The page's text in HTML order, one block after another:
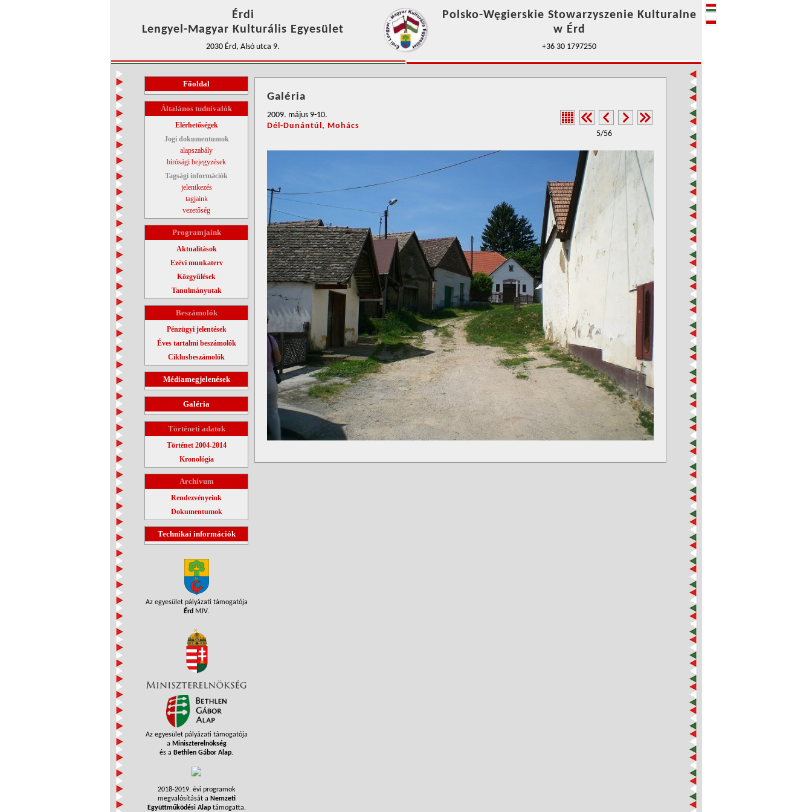
Érdi
Lengyel-Magyar Kulturális Egyesület
2030 Érd, Alsó utca 9.
Polsko-Węgierskie Stowarzyszenie Kulturalne
w Érd
+36 30 1797250
Főoldal
Általános tudnivalók
Elérhetőségek
Jogi dokumentumok
alapszabály
bírósági bejegyzések
Tagsági információk
jelentkezés
tagjaink
vezetőség
Programjaink
Aktualitások
Ezévi munkaterv
Közgyűlések
Tanulmányutak
Beszámolók
Pénzügyi jelentések
Éves tartalmi beszámolók
Ciklusbeszámolók
Médiamegjelenések
Galéria
Történeti adatok
Történet 2004-2014
Kronológia
Archívum
Rendezvényeink
Dokumentumok
Technikai információk
Az egyesület pályázati támogatója
Érd MJV.
Az egyesület pályázati támogatója
a Miniszterelnökség
és a Bethlen Gábor Alap.
2018-2019. évi programok
megvalósítását a Nemzeti
Együttműködési Alaptámogatta.
Galéria
2009. május 9-10.
Dél-Dunántúl, Mohács
5/56